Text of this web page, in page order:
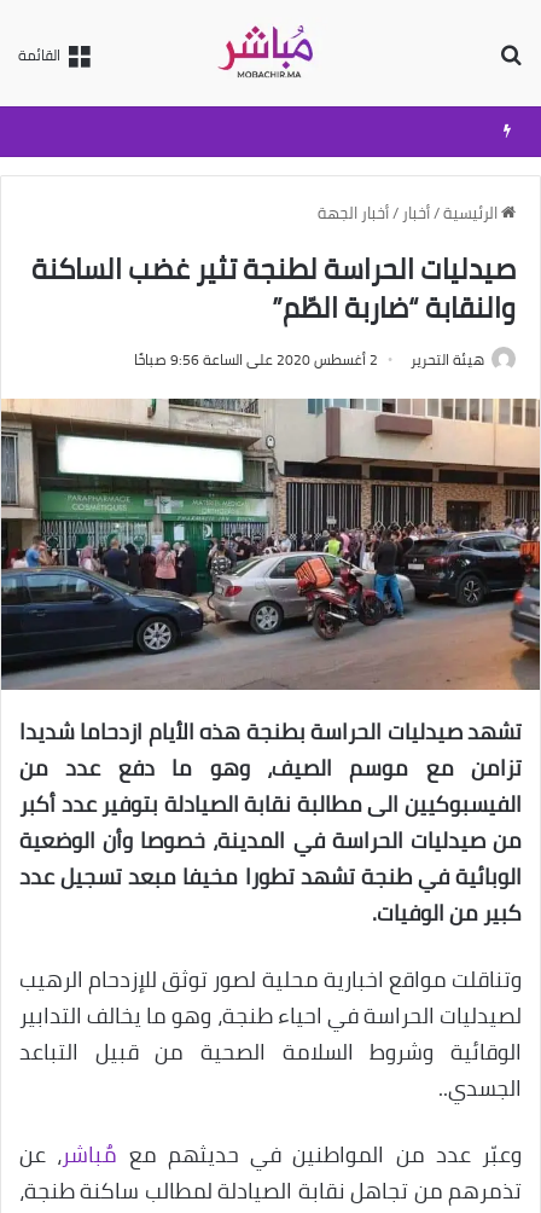
القائمة
الرئيسية/أخبار /أخبار الجهة
صيدليات الحراسة لطنجة تثير غضب الساكنة
والنقابة “ضاربة الطّم”
هيئة التحرير 2 أغسطس 2020 على الساعة 9:56 صباحًا
تشهد صيدليات الحراسة بطنجة هذه الأيام ازدحاما شديدا
تزامن مع موسم الصيف، وهو ما دفع عدد من
الفيسبوكيين الى مطالبة نقابة الصيادلة بتوفير عدد أكبر
من صيدليات الحراسة في المدينة، خصوصا وأن الوضعية
الوبائية في طنجة تشهد تطورا مخيفا مبعد تسجيل عدد
كبير من الوفيات.
وتناقلت مواقع اخبارية محلية لصور توثق للإزدحام الرهيب
لصيدليات الحراسة في احياء طنجة، وهو ما يخالف التدابير
الوقائية وشروط السلامة الصحية من قبيل التباعد
الجسدي..
وعبّر عدد من المواطنين في حديثهم مع مٌباشر، عن
تذمرهم من تجاهل نقابة الصيادلة لمطالب ساكنة طنجة،